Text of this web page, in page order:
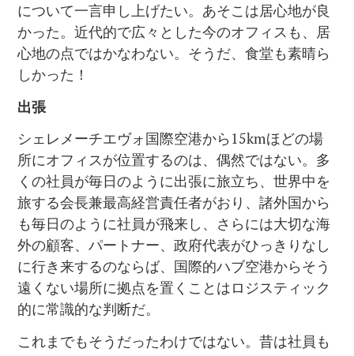
について一言申し上げたい。あそこは居心地が良
かった。近代的で広々とした今のオフィスも、居
心地の点ではかなわない。そうだ、食堂も素晴ら
しかった！
出張
シェレメーチエヴォ国際空港から15kmほどの場
所にオフィスが位置するのは、偶然ではない。多
くの社員が毎日のように出張に旅立ち、世界中を
旅する会長兼最高経営責任者がおり、諸外国から
も毎日のように社員が飛来し、さらには大切な海
外の顧客、パートナー、政府代表がひっきりなし
に行き来するのならば、国際的ハブ空港からそう
遠くない場所に拠点を置くことはロジスティック
的に常識的な判断だ。
これまでもそうだったわけではない。昔は社員も